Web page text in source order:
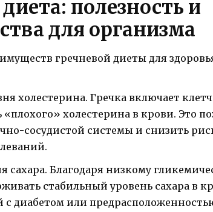
полезность и
для организма
гречневой диеты для
холестерина. Гречка включает
«плохого» холестерина в крови. Это
сосудистой системы и снизить
сахара. Благодаря низкому
стабильный уровень сахара в
с диабетом или